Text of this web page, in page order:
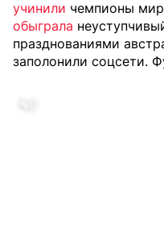
учинили чемпионы
обыграла
празднованиями
заполонили соцсети.